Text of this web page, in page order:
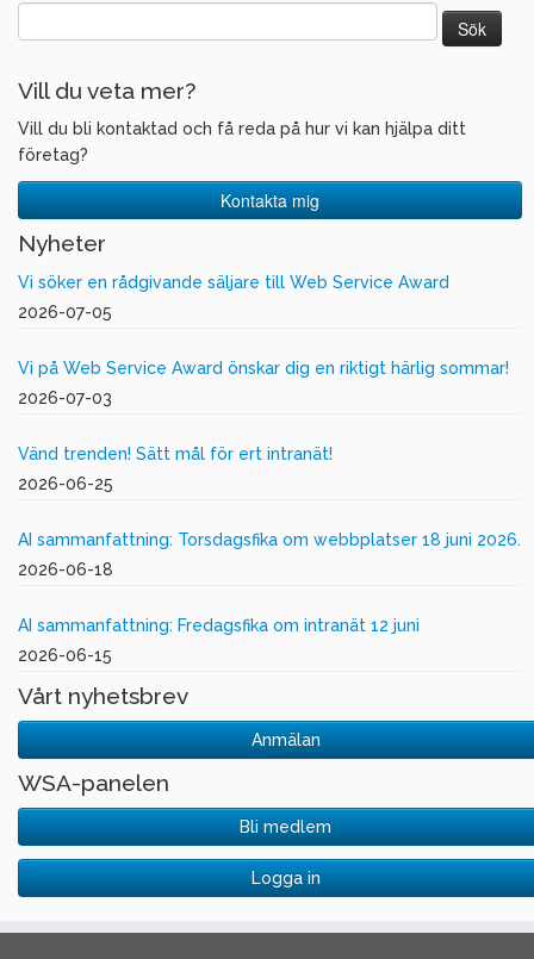
efter:
Vill du veta mer?
Vill du bli kontaktad och få reda på hur vi kan hjälpa ditt
företag?
Kontakta mig
Nyheter
Vi söker en rådgivande säljare till Web Service Award
2026-07-05
Vi på Web Service Award önskar dig en riktigt härlig sommar!
2026-07-03
Vänd trenden! Sätt mål för ert intranät!
2026-06-25
AI sammanfattning: Torsdagsfika om webbplatser 18 juni 2026.
2026-06-18
AI sammanfattning: Fredagsfika om intranät 12 juni
2026-06-15
Vårt nyhetsbrev
Anmälan
WSA-panelen
Bli medlem
Logga in